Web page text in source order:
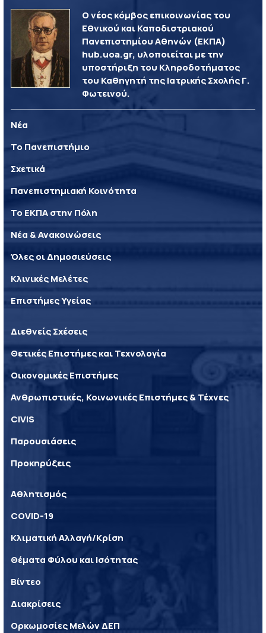
Ο νέος κόμβος επικοινωνίας του
Εθνικού και Καποδιστριακού
Πανεπιστημίου Αθηνών (ΕΚΠΑ)
hub.uoa.gr, υλοποιείται με την
υποστήριξη του Κληροδοτήματος
του Καθηγητή της Ιατρικής Σχολής Γ.
Φωτεινού.
Νέα
Το Πανεπιστήμιο
Σχετικά
Πανεπιστημιακή Κοινότητα
Το ΕΚΠΑ στην Πόλη
Νέα & Ανακοινώσεις
Όλες οι Δημοσιεύσεις
Κλινικές Μελέτες
Επιστήμες Υγείας
Διεθνείς Σχέσεις
Θετικές Επιστήμες και Τεχνολογία
Οικονομικές Επιστήμες
Ανθρωπιστικές, Κοινωνικές Επιστήμες & Τέχνες
CIVIS
Παρουσιάσεις
Προκηρύξεις
Αθλητισμός
COVID-19
Κλιματική Αλλαγή/Κρίση
Θέματα Φύλου και Ισότητας
Βίντεο
Διακρίσεις
Ορκωμοσίες Μελών ΔΕΠ